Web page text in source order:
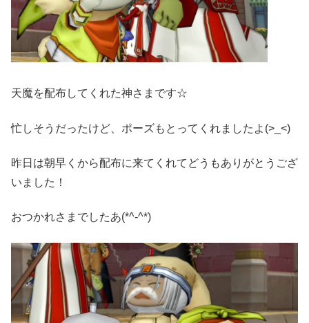
天魔を配布してくれた神さまです☆
忙しそうだったけど、ポーズもとってくれましたよ(>_<)
昨日は朝早くから配布に来てくれてどうもありがとうござ
いました！
おつかれさまでしたあ(*^-^*)